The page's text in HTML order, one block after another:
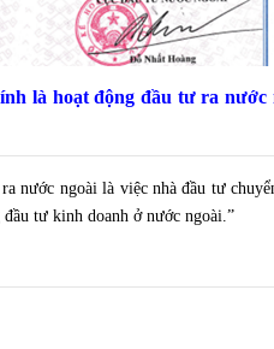
là hoạt động đầu tư ra nước
nước ngoài là việc nhà đầu tư
tư kinh doanh ở nước ngoài.”